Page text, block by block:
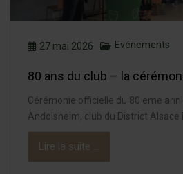
27 mai 2026 Evénements
80 ans du club – la
Cérémonie officielle du 80 eme
Andolsheim, club du District Alsace
Lire la suite ...